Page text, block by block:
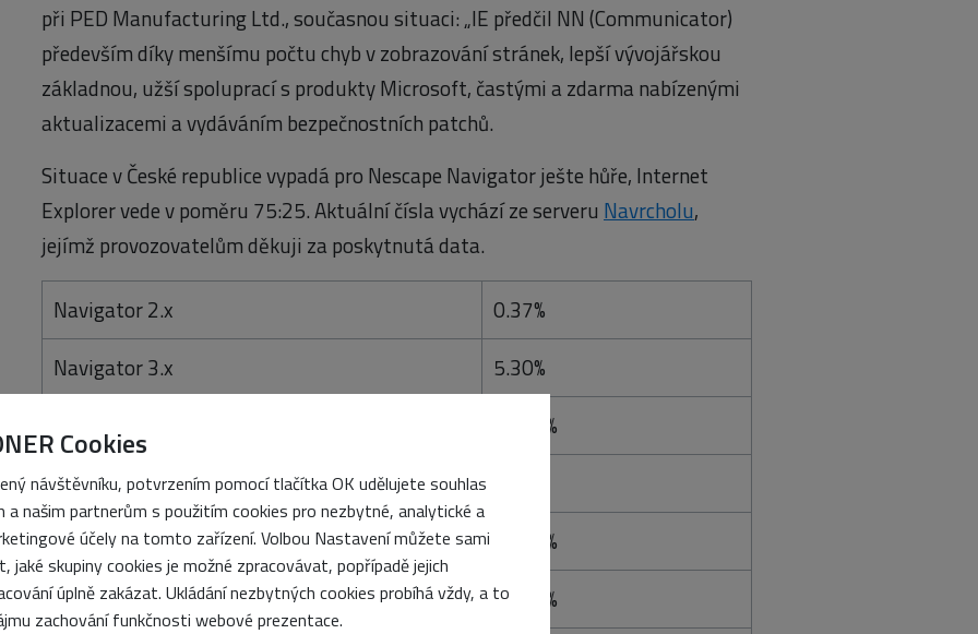
Cookies
návštěvníku, potvrzením pomocí tlačítka OK udělujete souhlas
a našim partnerům s použitím cookies pro nezbytné, analytické a
účely na tomto zařízení. Volbou Nastavení můžete sami
jaké skupiny cookies je možné zpracovávat, popřípadě jejich
úplně zakázat. Ukládání nezbytných cookies probíhá vždy, a to
zachování funkčnosti webové prezentace.
při PED Manufacturing Ltd., současnou situaci: „IE předčil NN (Communicator)
především díky menšímu počtu chyb v zobrazování stránek, lepší vývojářskou
základnou, užší spoluprací s produkty Microsoft, častými a zdarma nabízenými
aktualizacemi a vydáváním bezpečnostních patchů.
Situace v České republice vypadá pro Nescape Navigator ješte hůře, Internet
Explorer vede v poměru 75:25. Aktuální čísla vychází ze serveru Navrcholu,
jejímž provozovatelům děkuji za poskytnutá data.
Navigator 2.x
0.37%
Navigator 3.x
5.30%
18.75%
IE 2.x
IE 3.x
12.59%
IE 4.x
47.89%